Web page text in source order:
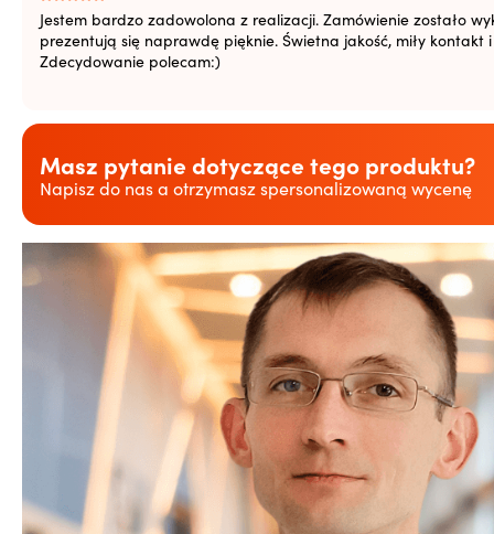
Sensitive Touch na dwóch stronach 60×45 mm
Sensitive Touch na jednej stronie 60×45 mm
Jestem bardzo zadowolona z realizacji. Zamówienie zostało
prezentują się naprawdę pięknie. Świetna jakość, miły kontakt
Zdecydowanie polecam:)
Masz pytanie dotyczące tego produktu?
Napisz do nas a otrzymasz spersonalizowaną wycenę